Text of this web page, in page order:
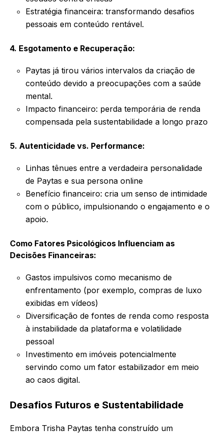
Estratégia financeira: transformando desafios
pessoais em conteúdo rentável.
4. Esgotamento e Recuperação:
Paytas já tirou vários intervalos da criação de
conteúdo devido a preocupações com a saúde
mental.
Impacto financeiro: perda temporária de renda
compensada pela sustentabilidade a longo prazo
5. Autenticidade vs. Performance:
Linhas tênues entre a verdadeira personalidade
de Paytas e sua persona online
Benefício financeiro: cria um senso de intimidade
com o público, impulsionando o engajamento e o
apoio.
Como Fatores Psicológicos Influenciam as
Decisões Financeiras:
Gastos impulsivos como mecanismo de
enfrentamento (por exemplo, compras de luxo
exibidas em vídeos)
Diversificação de fontes de renda como resposta
à instabilidade da plataforma e volatilidade
pessoal
Investimento em imóveis potencialmente
servindo como um fator estabilizador em meio
ao caos digital.
Desafios Futuros e Sustentabilidade
Embora Trisha Paytas tenha construído um